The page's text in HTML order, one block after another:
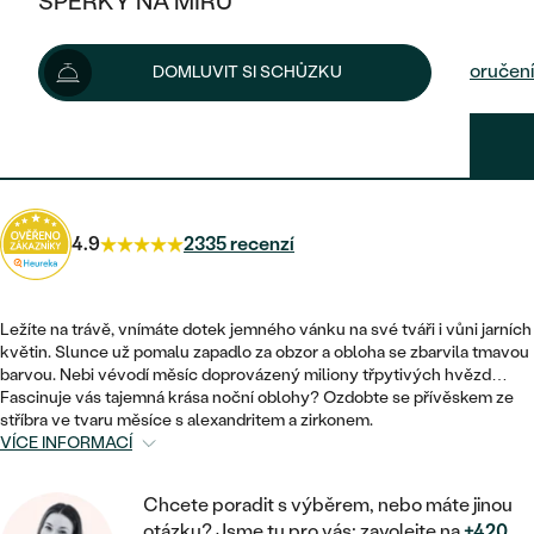
KOMBINOVANÉ ZLATO
DLE STYLU
ETERNITY
VINTAGE
NETRADIČNÍ
POSTRANNÍ KAMENY
HALO
VINTAGE
SNUBNÍ A ZÁSNUBNÍ SETY
NETRADIČNÍ
SESTAV SI SVŮJ PRSTEN
ZAČÍT S PRSTENEM
ZAČÍT S DIAMANTEM
VÝPRODEJ
KDYŽ ŠPERKY POMÁHAJÍ
DLE TYPU
NÁUŠNICE
PRSTENY
PŘÍVĚSKY
NÁRAMKY
SETY
PÁNSKÉ ŠPERKY
PLATINOVÉ
PECKOVÉ
KRUHOVÉ
MINIMALISTICKÉ
VISACÍ
SOLITÉR
VE TVARU SRDCE
ZLATÉ
STŘÍBRNÉ
DLE STYLU
SOLITÉR
NAROZENÍ DÍTĚTE
PERSONALIZOVANÉ
SE ZNAMENÍM ZVĚROKRUHU
MINIMALISTICKÉ
ŠPERKY SKLADEM
VÝPRODEJ
DLE MATERIÁLU
ZLATÉ
PLATINOVÉ
DLE STYLU
DOMLUVIT SI SCHŮZKU
2 500 Kč
Možnosti doručení
4.9 2335 recenzí
Ležíte na trávě, vnímáte dotek jemného vánku na své tváři i vůni jarních
květin. Slunce už pomalu zapadlo za obzor a obloha se zbarvila tmavou
barvou. Nebi vévodí měsíc doprovázený miliony třpytivých hvězd…
Fascinuje vás tajemná krása noční oblohy? Ozdobte se přívěskem ze
stříbra ve tvaru měsíce s alexandritem a zirkonem.
VÍCE INFORMACÍ
Chcete poradit s výběrem, nebo máte jinou